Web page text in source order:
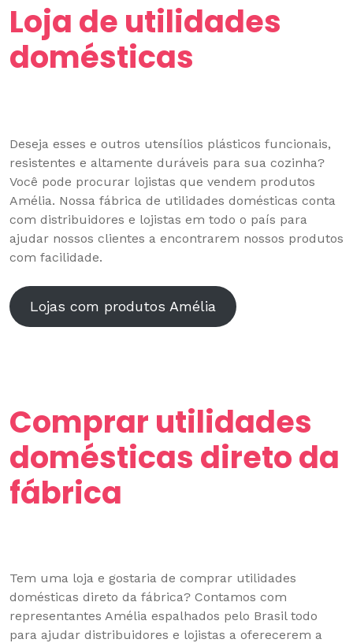
Loja de utilidades
domésticas
Deseja esses e outros utensílios plásticos funcionais,
resistentes e altamente duráveis para sua cozinha?
Você pode procurar lojistas que vendem produtos
Amélia. Nossa fábrica de utilidades domésticas conta
com distribuidores e lojistas em todo o país para
ajudar nossos clientes a encontrarem nossos produtos
com facilidade.
Lojas com produtos Amélia
Comprar utilidades
domésticas direto da
fábrica
Tem uma loja e gostaria de comprar utilidades
domésticas direto da fábrica? Contamos com
representantes Amélia espalhados pelo Brasil todo
para ajudar distribuidores e lojistas a oferecerem a